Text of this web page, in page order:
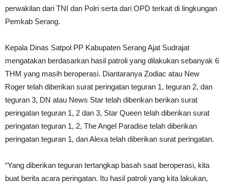
perwakilan dari TNI dan Polri serta dari OPD terkait di lingkungan
Pemkab Serang.
Kepala Dinas Satpol PP Kabupaten Serang Ajat Sudrajat
mengatakan berdasarkan hasil patroli yang dilakukan sebanyak 6
THM yang masih beroperasi. Diantaranya Zodiac atau New
Roger telah diberikan surat peringatan teguran 1, teguran 2, dan
teguran 3, DN atau News Star telah diberikan berikan surat
peringatan teguran 1, 2 dan 3, Star Queen telah diberikan surat
peringatan teguran 1, 2, The Angel Paradise telah diberikan
peringatan teguran 1, dan Alexa telah diberikan surat peringatan.
“Yang diberikan teguran tertangkap basah saat beroperasi, kita
buat berita acara peringatan. Itu hasil patroli yang kita lakukan,